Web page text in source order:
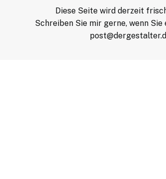
Diese Seite wird derzeit
Schreiben Sie mir gerne, wenn Sie